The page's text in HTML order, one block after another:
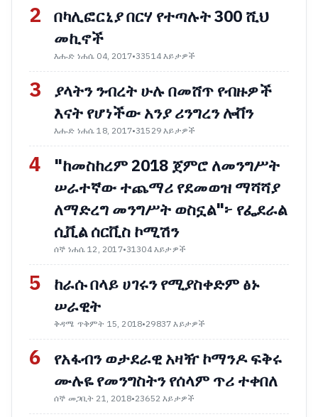
2 በካሊፎርኒያ በርሃ የተጣሉት 300 ሺህ
መኪኖች
እሑድ ነሐሴ 04, 2017•33514 እይታዎች
3
ያላትን ንብረት ሁሉ በመሸጥ የብዙዎች
እናት የሆነችው አንያ ሪንግረን ሎቨን
እሑድ ነሐሴ 18, 2017•31529 እይታዎች
4
"ከመስከረም 2018 ጀምሮ ለመንግሥት
ሠራተኛው ተጨማሪ የደመወዝ ማሻሻያ
ለማድረግ መንግሥት ወስኗል"፦ የፌደራል
ሲቪል ሰርቪስ ኮሚሽን
ሰኞ ነሐሴ 12, 2017•31304 እይታዎች
5
ከራሱ በላይ ሀገሩን የሚያስቀድም ፅኑ
ሠራዊት
ቅዳሜ ጥቅምት 15, 2018•29837 እይታዎች
6
የአፋብን ወታደራዊ አዛዥ ኮማንዶ ፍቅሩ
ሙሉዬ የመንግስትን የሰላም ጥሪ ተቀበለ
ሰኞ መጋቢት 21, 2018•23652 እይታዎች